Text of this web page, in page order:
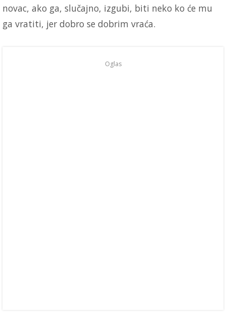
novac, ako ga, slučajno, izgubi, biti neko ko će mu
ga vratiti, jer dobro se dobrim vraća.
Oglas